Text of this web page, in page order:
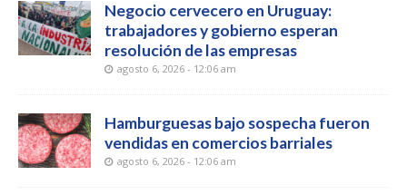
Negocio cervecero en Uruguay:
trabajadores y gobierno esperan
resolución de las empresas
agosto 6, 2026 - 12:06 am
Hamburguesas bajo sospecha fueron
vendidas en comercios barriales
agosto 6, 2026 - 12:06 am